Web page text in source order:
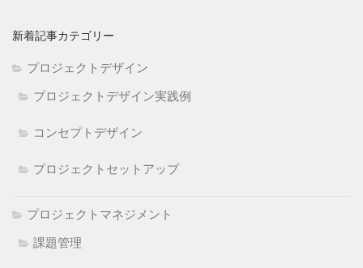
新着記事カテゴリー
プロジェクトデザイン
プロジェクトデザイン実践例
コンセプトデザイン
プロジェクトセットアップ
プロジェクトマネジメント
課題管理